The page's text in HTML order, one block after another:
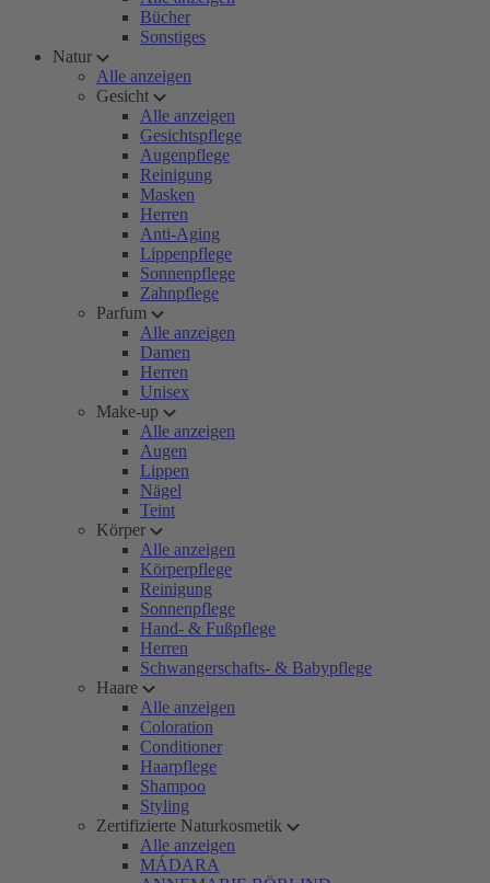
Bücher
Sonstiges
Natur
Alle anzeigen
Gesicht
Alle anzeigen
Gesichtspflege
Augenpflege
Reinigung
Masken
Herren
Anti-Aging
Lippenpflege
Sonnenpflege
Zahnpflege
Parfum
Alle anzeigen
Damen
Herren
Unisex
Make-up
Alle anzeigen
Augen
Lippen
Nägel
Teint
Körper
Alle anzeigen
Körperpflege
Reinigung
Sonnenpflege
Hand- & Fußpflege
Herren
Schwangerschafts- & Babypflege
Haare
Alle anzeigen
Coloration
Conditioner
Haarpflege
Shampoo
Styling
Zertifizierte Naturkosmetik
Alle anzeigen
MÁDARA